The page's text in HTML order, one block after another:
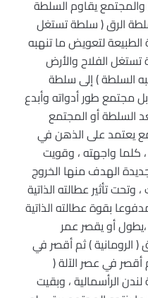
والمجتمع يقاوم السلطة
الرق ( سلطة تستغل
لتعويض ما تنهبه
الفلاح والأرض
السلطة ) إلى سلطة
مجتمع طور أدواته وأبدع
السلطة أو المجتمع
يعتمد على الذهن في
، كلما واجهته ، وقويت
الهدف منها الخروج
تأثير عطالته الذاتية
بقوة عطالته الذاتية
أو يقصر عمر
الرومانية ) ثم أقصر في
أقصر في عصر الآلة (
الرأسمالية ، وبقيت